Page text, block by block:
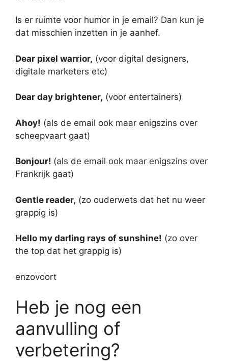
Is er ruimte voor humor in je email? Dan kun je
dat misschien inzetten in je aanhef.
Dear pixel warrior, (voor digital designers,
digitale marketers etc)
Dear day brightener, (voor entertainers)
Ahoy! (als de email ook maar enigszins over
scheepvaart gaat)
Bonjour! (als de email ook maar enigszins over
Frankrijk gaat)
Gentle reader, (zo ouderwets dat het nu weer
grappig is)
Hello my darling rays of sunshine! (zo over
the top dat het grappig is)
enzovoort
Heb je nog een
aanvulling of
verbetering?